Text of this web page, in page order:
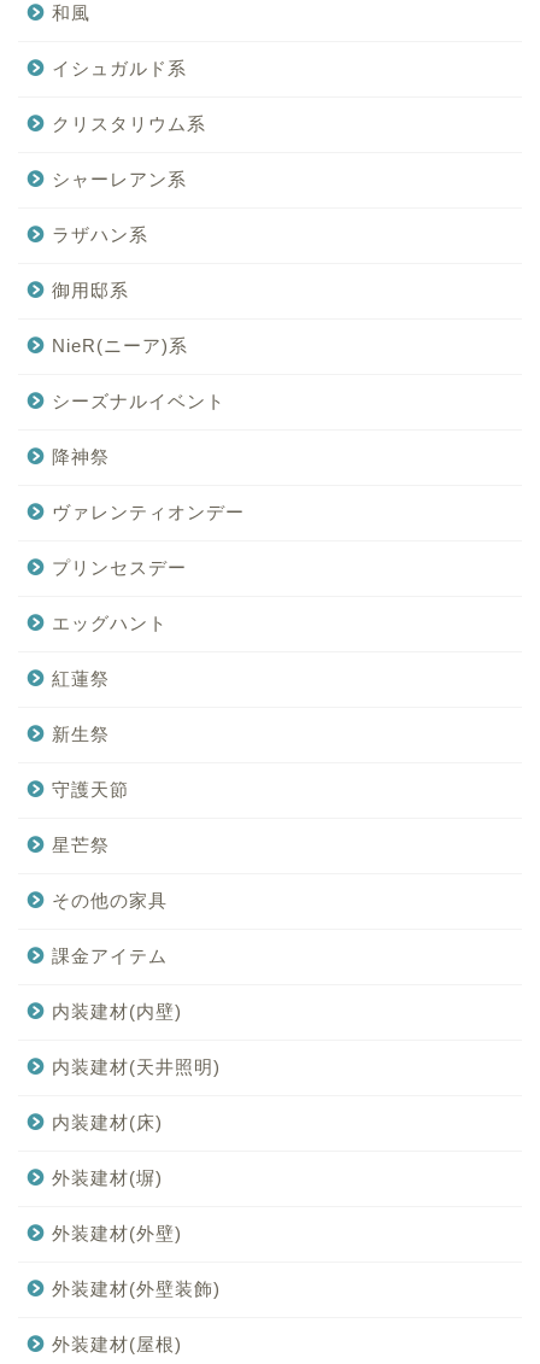
和風
イシュガルド系
クリスタリウム系
シャーレアン系
ラザハン系
御用邸系
NieR(ニーア)系
シーズナルイベント
降神祭
ヴァレンティオンデー
プリンセスデー
エッグハント
紅蓮祭
新生祭
守護天節
星芒祭
その他の家具
課金アイテム
内装建材(内壁)
内装建材(天井照明)
内装建材(床)
外装建材(塀)
外装建材(外壁)
外装建材(外壁装飾)
外装建材(屋根)